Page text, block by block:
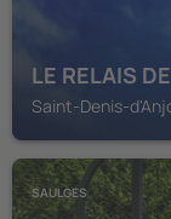
LE RELAIS
Saint-Denis-
SAULGES